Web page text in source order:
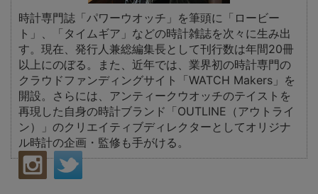
時計専門誌「パワーウオッチ」を筆頭に「ロービー
ト」、「タイムギア」などの時計雑誌を次々に生み出
す。現在、発行人兼総編集長として刊行数は年間20冊
以上にのぼる。また、近年では、業界初の時計専門の
クラウドファンディングサイト「WATCH Makers」を
開設。さらには、アンティークウオッチのテイストを
再現した自身の時計ブランド「OUTLINE（アウトライ
ン）」のクリエイティブディレクターとしてオリジナ
ル時計の企画・監修も手がける。